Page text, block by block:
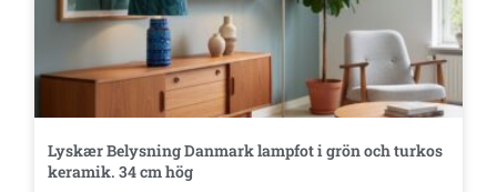
Lyskær Belysning Danmark lampfot i grön och turkos
keramik. 34 cm hög